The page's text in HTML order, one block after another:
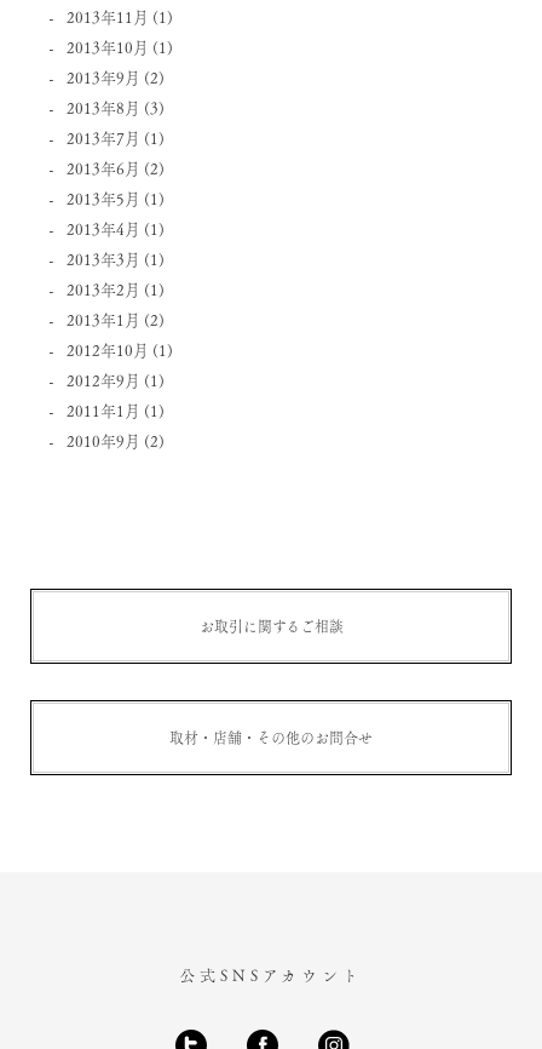
2013年11月 (1)
2013年10月 (1)
2013年9月 (2)
2013年8月 (3)
2013年7月 (1)
2013年6月 (2)
2013年5月 (1)
2013年4月 (1)
2013年3月 (1)
2013年2月 (1)
2013年1月 (2)
2012年10月 (1)
2012年9月 (1)
2011年1月 (1)
2010年9月 (2)
お取引に関するご相談
取材・店舗・その他のお問合せ
公式SNSアカウント